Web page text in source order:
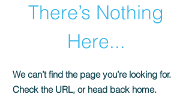
There’s Nothing
Here...
We can’t find the page you’re looking for.
Check the URL, or head back home.